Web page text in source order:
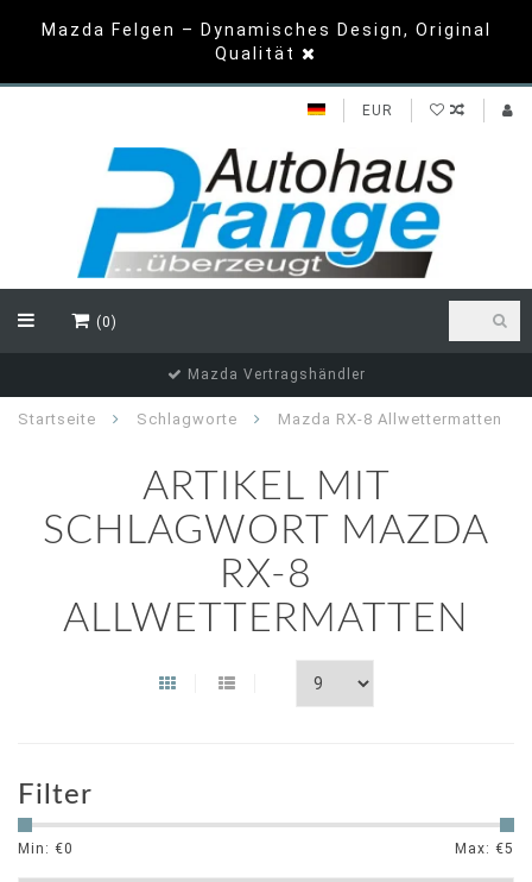
Mazda Felgen – Dynamisches Design, Original
Qualität
EUR
(0)
Mazda Vertragshändler
Startseite Schlagworte Mazda RX-8 Allwettermatten
ARTIKEL MIT
SCHLAGWORT MAZDA
RX-8
ALLWETTERMATTEN
Filter
Min: €0 Max: €5